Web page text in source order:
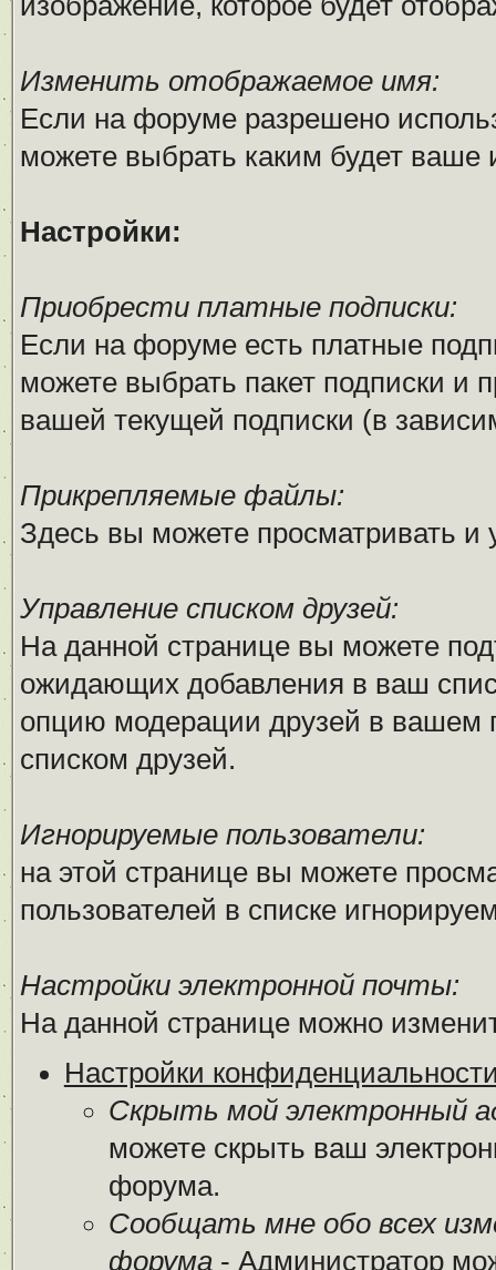
Изменить отображаемое имя:
Если на форуме разрешено
можете выбрать каким будет
Настройки:
Приобрести платные подписки:
Если на форуме есть платные
можете выбрать пакет подписки и
вашей текущей подписки (в
Прикрепляемые файлы:
Здесь вы можете просматривать
Управление списком друзей:
На данной странице вы можете
ожидающих добавления в ваш
опцию модерации друзей в вашем
списком друзей.
Игнорируемые пользователи:
на этой странице вы можете
пользователей в списке
Настройки электронной почты:
На данной странице можно
Настройки
Скрыть мой электронный
можете скрыть ваш
форума.
Сообщать мне обо всех
форума- Администратор